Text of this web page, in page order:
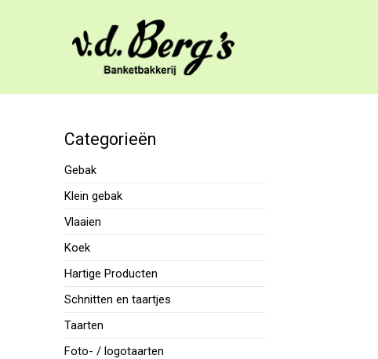
Categorieën
Gebak
Klein gebak
Vlaaien
Koek
Hartige Producten
Schnitten en taartjes
Taarten
Foto- / logotaarten